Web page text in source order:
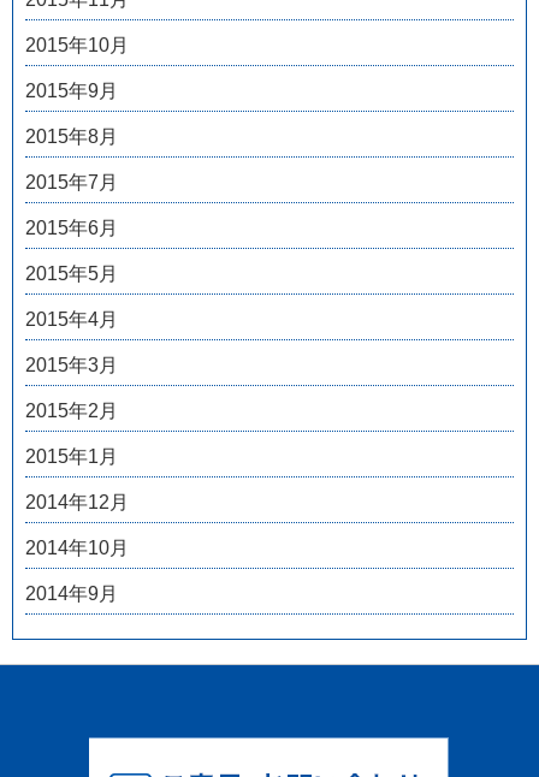
2015年10月
2015年9月
2015年8月
2015年7月
2015年6月
2015年5月
2015年4月
2015年3月
2015年2月
2015年1月
2014年12月
2014年10月
2014年9月